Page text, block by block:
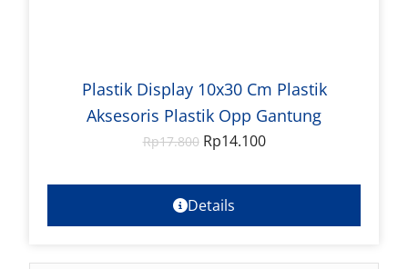
Plastik Display 10x30 Cm Plastik
Aksesoris Plastik Opp Gantung
Rp17.800 Rp14.100
Details